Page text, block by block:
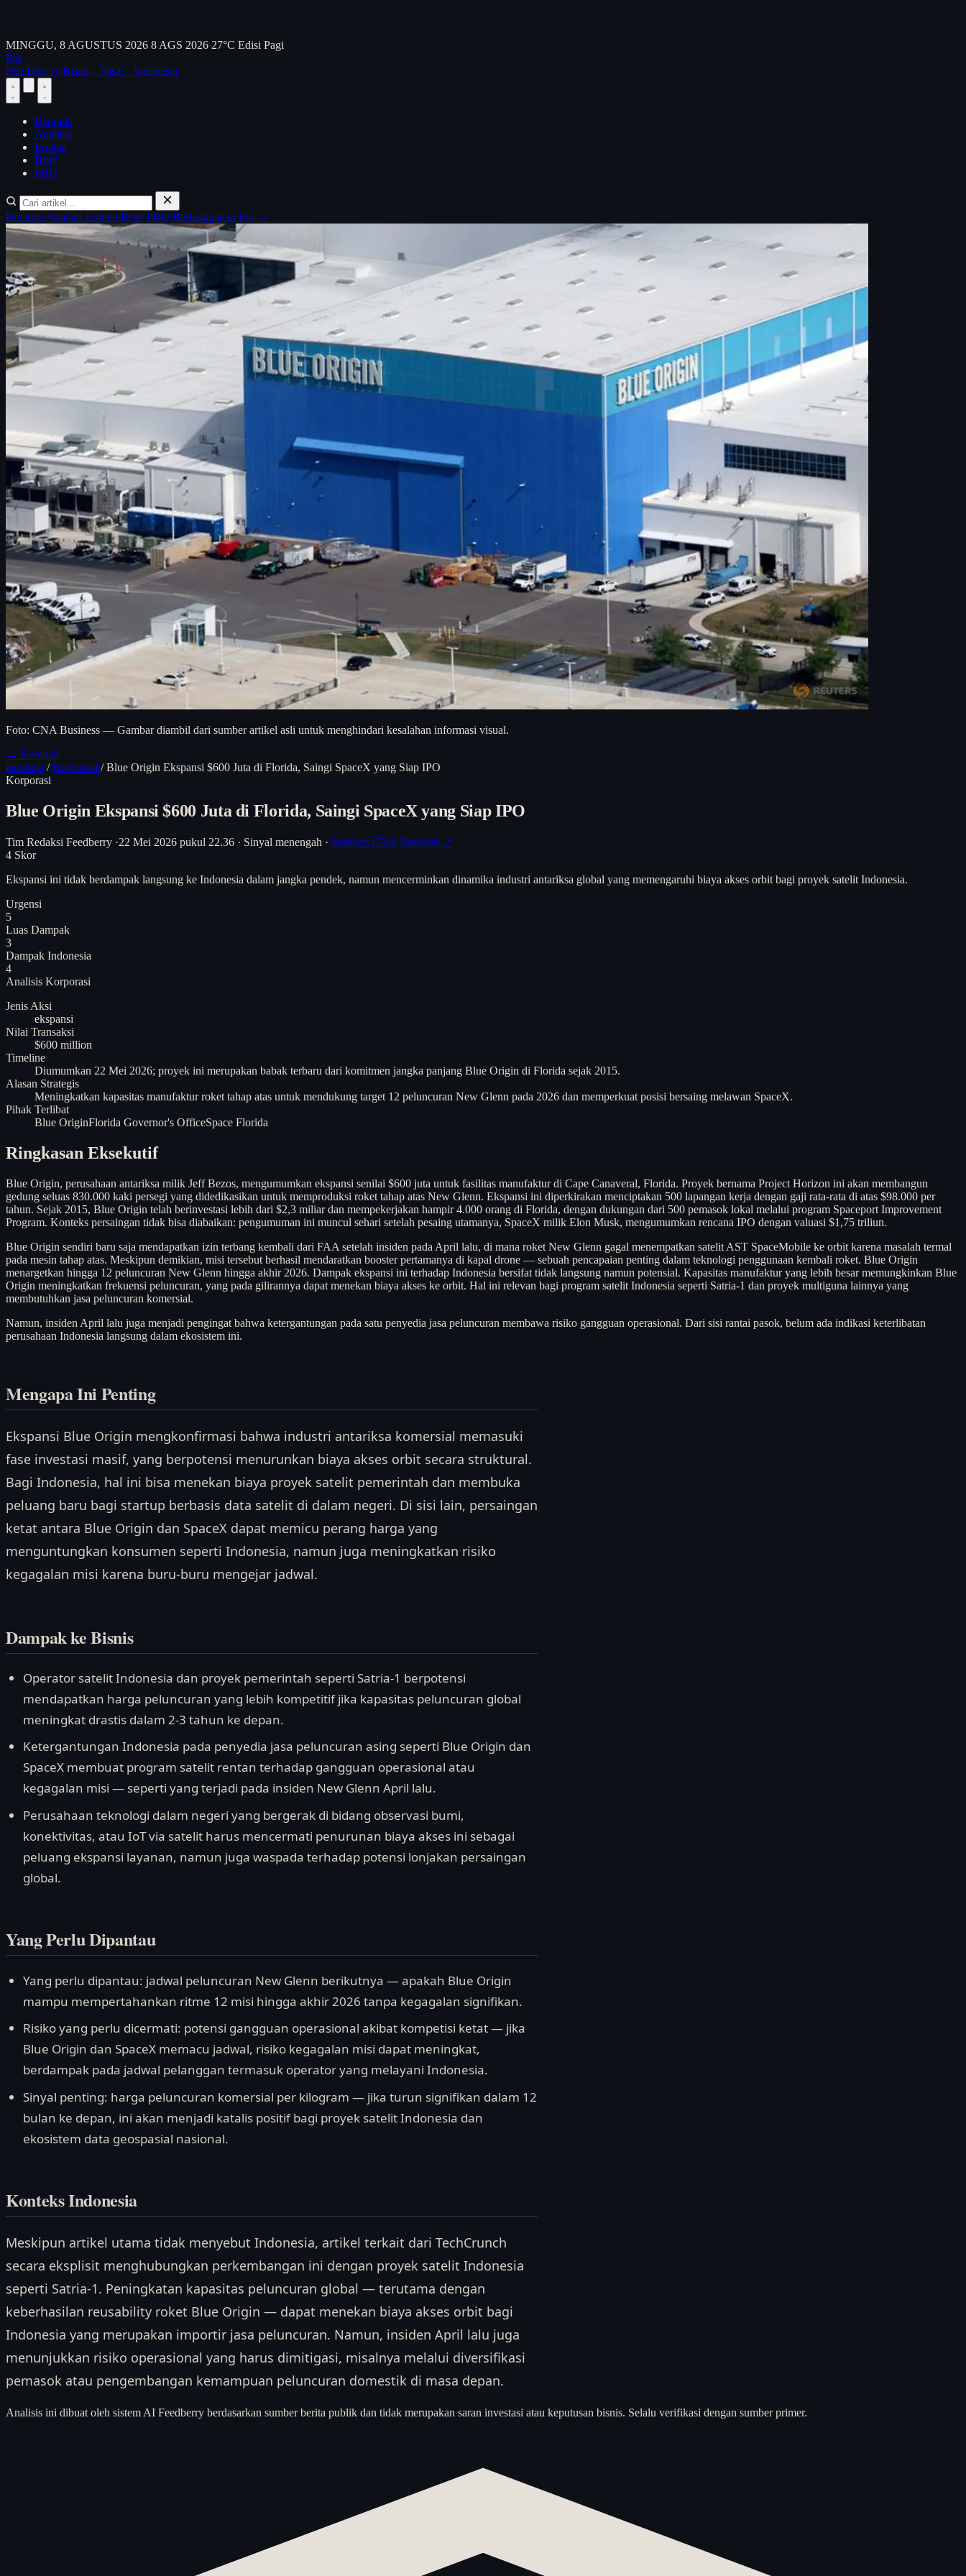
MINGGU, 8 AGUSTUS 2026 8 AGS 2026 27°C Edisi Pagi
Pro
FEEDberry Bisnis · Pasar · Indonesia
Beranda
Analisis
Emiten
Brief
PRO
Beranda Analisis Emiten BriefPRO Berlangganan Pro →
Foto: CNA Business — Gambar diambil dari sumber artikel asli untuk menghindari kesalahan informasi visual.
← Kembali
Beranda / Korporasi / Blue Origin Ekspansi $600 Juta di Florida, Saingi SpaceX yang Siap IPO
Korporasi
Blue Origin Ekspansi $600 Juta di Florida, Saingi SpaceX yang Siap IPO
Tim Redaksi Feedberry ·22 Mei 2026 pukul 22.36 · Sinyal menengah · Sumber: CNA Business ↗
4 Skor
Ekspansi ini tidak berdampak langsung ke Indonesia dalam jangka pendek, namun mencerminkan dinamika industri antariksa global yang memengaruhi biaya akses orbit bagi proyek satelit Indonesia.
Urgensi
5
Luas Dampak
3
Dampak Indonesia
4
Analisis Korporasi
Jenis Aksi
ekspansi
Nilai Transaksi
$600 million
Timeline
Diumumkan 22 Mei 2026; proyek ini merupakan babak terbaru dari komitmen jangka panjang Blue Origin di Florida sejak 2015.
Alasan Strategis
Meningkatkan kapasitas manufaktur roket tahap atas untuk mendukung target 12 peluncuran New Glenn pada 2026 dan memperkuat posisi bersaing melawan SpaceX.
Pihak Terlibat
Blue OriginFlorida Governor's OfficeSpace Florida
Ringkasan Eksekutif
Blue Origin, perusahaan antariksa milik Jeff Bezos, mengumumkan ekspansi senilai $600 juta untuk fasilitas manufaktur di Cape Canaveral, Florida. Proyek bernama Project Horizon ini akan membangun
gedung seluas 830.000 kaki persegi yang didedikasikan untuk memproduksi roket tahap atas New Glenn. Ekspansi ini diperkirakan menciptakan 500 lapangan kerja dengan gaji rata-rata di atas $98.000 per
tahun. Sejak 2015, Blue Origin telah berinvestasi lebih dari $2,3 miliar dan mempekerjakan hampir 4.000 orang di Florida, dengan dukungan dari 500 pemasok lokal melalui program Spaceport Improvement
Program. Konteks persaingan tidak bisa diabaikan: pengumuman ini muncul sehari setelah pesaing utamanya, SpaceX milik Elon Musk, mengumumkan rencana IPO dengan valuasi $1,75 triliun.
Blue Origin sendiri baru saja mendapatkan izin terbang kembali dari FAA setelah insiden pada April lalu, di mana roket New Glenn gagal menempatkan satelit AST SpaceMobile ke orbit karena masalah termal
pada mesin tahap atas. Meskipun demikian, misi tersebut berhasil mendaratkan booster pertamanya di kapal drone — sebuah pencapaian penting dalam teknologi penggunaan kembali roket. Blue Origin
menargetkan hingga 12 peluncuran New Glenn hingga akhir 2026. Dampak ekspansi ini terhadap Indonesia bersifat tidak langsung namun potensial. Kapasitas manufaktur yang lebih besar memungkinkan Blue
Origin meningkatkan frekuensi peluncuran, yang pada gilirannya dapat menekan biaya akses ke orbit. Hal ini relevan bagi program satelit Indonesia seperti Satria-1 dan proyek multiguna lainnya yang
membutuhkan jasa peluncuran komersial.
Namun, insiden April lalu juga menjadi pengingat bahwa ketergantungan pada satu penyedia jasa peluncuran membawa risiko gangguan operasional. Dari sisi rantai pasok, belum ada indikasi keterlibatan
perusahaan Indonesia langsung dalam ekosistem ini.
Mengapa Ini Penting
Ekspansi Blue Origin mengkonfirmasi bahwa industri antariksa komersial memasuki
fase investasi masif, yang berpotensi menurunkan biaya akses orbit secara struktural.
Bagi Indonesia, hal ini bisa menekan biaya proyek satelit pemerintah dan membuka
peluang baru bagi startup berbasis data satelit di dalam negeri. Di sisi lain, persaingan
ketat antara Blue Origin dan SpaceX dapat memicu perang harga yang
menguntungkan konsumen seperti Indonesia, namun juga meningkatkan risiko
kegagalan misi karena buru-buru mengejar jadwal.
Dampak ke Bisnis
Operator satelit Indonesia dan proyek pemerintah seperti Satria-1 berpotensi
mendapatkan harga peluncuran yang lebih kompetitif jika kapasitas peluncuran global
meningkat drastis dalam 2-3 tahun ke depan.
Ketergantungan Indonesia pada penyedia jasa peluncuran asing seperti Blue Origin dan
SpaceX membuat program satelit rentan terhadap gangguan operasional atau
kegagalan misi — seperti yang terjadi pada insiden New Glenn April lalu.
Perusahaan teknologi dalam negeri yang bergerak di bidang observasi bumi,
konektivitas, atau IoT via satelit harus mencermati penurunan biaya akses ini sebagai
peluang ekspansi layanan, namun juga waspada terhadap potensi lonjakan persaingan
global.
Yang Perlu Dipantau
Yang perlu dipantau: jadwal peluncuran New Glenn berikutnya — apakah Blue Origin
mampu mempertahankan ritme 12 misi hingga akhir 2026 tanpa kegagalan signifikan.
Risiko yang perlu dicermati: potensi gangguan operasional akibat kompetisi ketat — jika
Blue Origin dan SpaceX memacu jadwal, risiko kegagalan misi dapat meningkat,
berdampak pada jadwal pelanggan termasuk operator yang melayani Indonesia.
Sinyal penting: harga peluncuran komersial per kilogram — jika turun signifikan dalam 12
bulan ke depan, ini akan menjadi katalis positif bagi proyek satelit Indonesia dan
ekosistem data geospasial nasional.
Konteks Indonesia
Meskipun artikel utama tidak menyebut Indonesia, artikel terkait dari TechCrunch
secara eksplisit menghubungkan perkembangan ini dengan proyek satelit Indonesia
seperti Satria-1. Peningkatan kapasitas peluncuran global — terutama dengan
keberhasilan reusability roket Blue Origin — dapat menekan biaya akses orbit bagi
Indonesia yang merupakan importir jasa peluncuran. Namun, insiden April lalu juga
menunjukkan risiko operasional yang harus dimitigasi, misalnya melalui diversifikasi
pemasok atau pengembangan kemampuan peluncuran domestik di masa depan.
Analisis ini dibuat oleh sistem AI Feedberry berdasarkan sumber berita publik dan tidak merupakan saran investasi atau keputusan bisnis. Selalu verifikasi dengan sumber primer.